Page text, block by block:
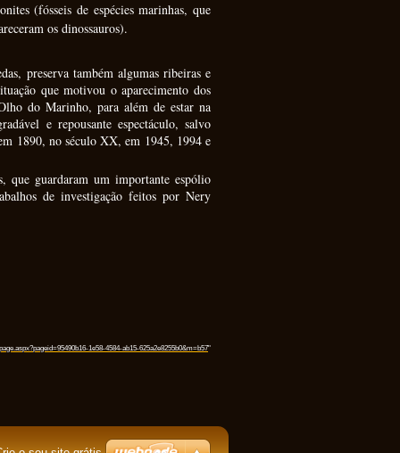
(fósseis de espécies marinhas, que
os dinossauros).
preserva também algumas ribeiras e
que motivou o aparecimento dos
do Marinho, para além de estar na
e repousante espectáculo, salvo
1890, no século XX, em 1945, 1994 e
que guardaram um importante espólio
de investigação feitos por Nery
1e58-4584-ab15-625a2e8255b0&m=b57"